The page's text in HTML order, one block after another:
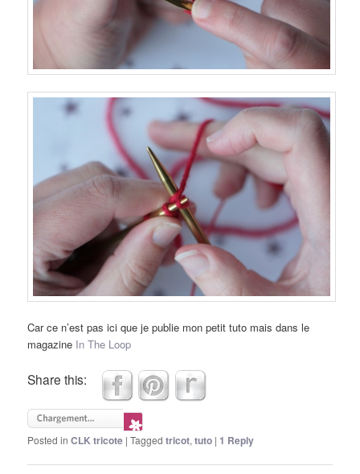
Car ce n’est pas ici que je publie mon petit tuto mais dans le
magazine In The Loop
Share this:
Posted in CLK tricote |Tagged tricot,tuto | 1 Reply